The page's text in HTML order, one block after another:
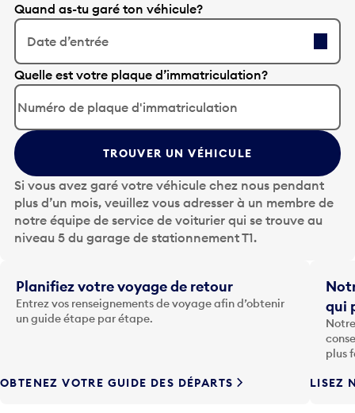
Quand as-tu garé ton véhicule?
Date d’entrée
A
p
p
u
y
e
z
s
u
r
l
t
o
u
F
Quelle est votre plaque d’immatriculation?
TROUVER UN VÉHICULE
Si vous avez garé votre véhicule chez nous pendant
plus d’un mois, veuillez vous adresser à un membre de
notre équipe de service de voiturier qui se trouve au
niveau 5 du garage de stationnement T1.
Planifiez votre voyage de retour
Entrez vos renseignements de voyage afin d’obtenir
un guide étape par étape.
OBTENEZ VOTRE GUIDE DES DÉPARTS
qui
plus
LISEZ